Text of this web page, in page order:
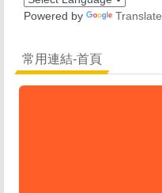
Powered by Translate
常用連結-首頁